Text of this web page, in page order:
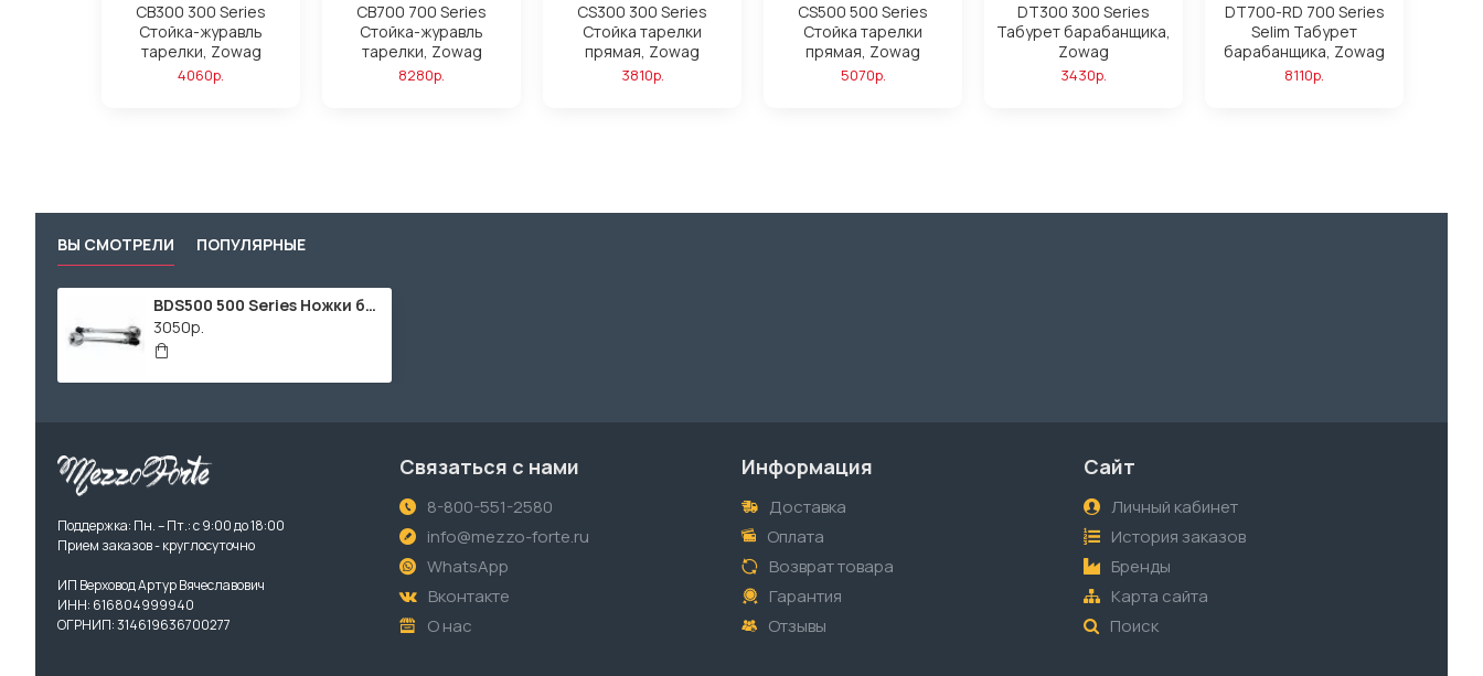
CB300 300 Series
Стойка-журавль
тарелки, Zowag
4060р.
CB700 700 Series
Стойка-журавль
тарелки, Zowag
8280р.
CS300 300 Series
Стойка тарелки
прямая, Zowag
3810р.
CS500 500 Series
Стойка тарелки
прямая, Zowag
5070р.
DT300 300 Series
Табурет барабанщика,
Zowag
3430р.
DT700-RD 700 Series
Selim Табурет
барабанщика, Zowag
8110р.
ВЫ СМОТРЕЛИ ПОПУЛЯРНЫЕ
BDS500 500 Series Ножки бас-барабана, Zowag
3050р.
Поддержка: Пн. – Пт.: с 9:00 до 18:00
Прием заказов - круглосуточно
ИП Верховод Артур Вячеславович
ИНН: 616804999940
ОГРНИП: 314619636700277
Связаться с нами
8-800-551-2580
info@mezzo-forte.ru
WhatsApp
Вконтакте
О нас
Информация
Доставка
Оплата
Возврат товара
Гарантия
Отзывы
Сайт
Личный кабинет
История заказов
Бренды
Карта сайта
Поиск